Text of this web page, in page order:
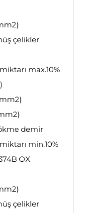
çelikler
max.10%
demir
min.10%
OX
çelikler